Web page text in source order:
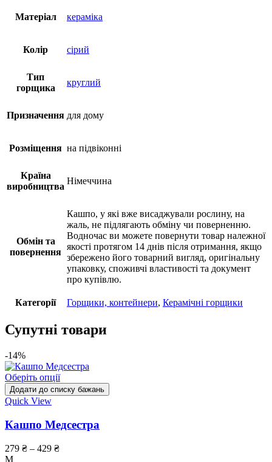
Матеріал кераміка
Колір сірий
Тип
горщика
круглий
Призначення для дому
Розміщення на підвіконні
Країна
виробництва
Німеччина
Обмін та
повернення
Кашпо, у які вже висаджували рослину, на
жаль, не підлягають обміну чи поверненню.
Водночас ви можете повернути товар належної
якості протягом 14 днів після отримання, якщо
збережено його товарний вигляд, оригінальну
упаковку, споживчі властивості та документ
про купівлю.
Категорії Горщики, контейнери, Керамічні горщики
Супутні товари
-14%
Оберіть опції
Додати до списку бажань
Quick View
Кашпо Медсестра
279 ₴ – 429 ₴
M